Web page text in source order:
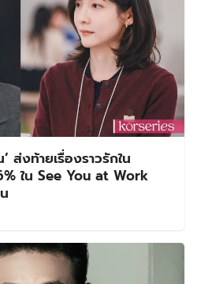
งท้ายเรื่องราวรักใน
ใน See You at Work